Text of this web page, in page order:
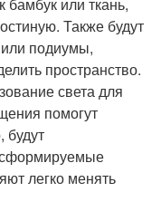
Также будут
подиумы,
пространство.
света для
помогут
будут
легко менять